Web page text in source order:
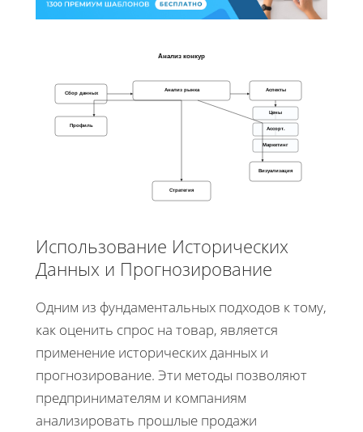
Анализ конкур
Сбор данных
Анализ рынка Аспекты
Цены
Ассорт.
Маркетинг
Профиль
Визуализация
Стратегия
Использование Исторических
Данных и Прогнозирование
Одним из фундаментальных подходов к тому,
как оценить спрос на товар, является
применение исторических данных и
прогнозирование. Эти методы позволяют
предпринимателям и компаниям
анализировать прошлые продажи